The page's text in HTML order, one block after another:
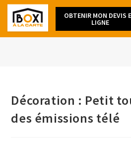
OBTENIR MON DEVIS
LIGNE
Décoration : Petit
des émissions télé